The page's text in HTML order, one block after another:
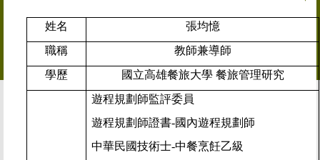
姓名
張均憶
職稱
教師兼導師
學歷
國立高雄餐旅大學 餐旅管理研究
遊程規劃師監評委員
遊程規劃師證書-國內遊程規劃師
中華民國技術士-中餐烹飪乙級